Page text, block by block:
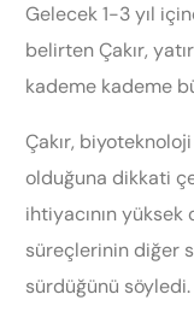
Gelecek 1-3 yıl
belirten Çakır,
kademe kademe
Çakır,
olduğuna dikkati
ihtiyacının
süreçlerinin diğer
sürdüğünü söyledi.